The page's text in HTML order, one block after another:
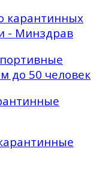
карантинных
- Минздрав
до 50 человек